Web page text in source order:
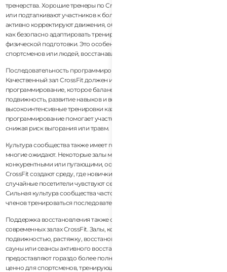
тренерства. Хорошие тренеры по CrossFit не просто считают повторения
или подталкивают участников к более интенсивным тренировкам. Они
активно корректируют движения, обучают правильной технике и знают,
как безопасно адаптировать тренировки для разных уровней
физической подготовки. Это особенно важно для новичков, пожилых
спортсменов или людей, восстанавливающихся после травм.
Последовательность программирования — еще один важный фактор.
Качественный зал CrossFit должен иметь структурированное
программирование, которое балансирует силу, кондиционирование,
подвижность, развитие навыков и восстановление, а не случайные
высокоинтенсивные тренировки каждый день. Устойчивое
программирование помогает участникам улучшаться со временем,
снижая риск выгорания или травм.
Культура сообщества также имеет гораздо большее значение, чем
многие ожидают. Некоторые залы могут казаться чрезмерно
конкурентными или пугающими, особенно для новичков. Лучшие залы
CrossFit создают среду, где новички, опытные спортсмены, экспаты и
случайные посетители чувствуют себя желанными и поддерживаемыми.
Сильная культура сообщества часто является тем, что удерживает
членов тренироваться последовательно в долгосрочной перспективе.
Поддержка восстановления также становится все более важной в
современных залах CrossFit. Залы, которые интегрируют работу над
подвижностью, растяжку, восстановительный массаж, ледяные ванны,
сауны или сеансы активного восстановления, как правило,
предоставляют гораздо более полный фитнес-опыт. Это особенно
ценно для спортсменов, тренирующихся несколько раз в неделю или